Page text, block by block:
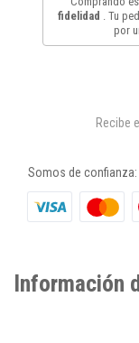
fidelidad
. Tu
por
Recibe
Somos de confianza:
Información